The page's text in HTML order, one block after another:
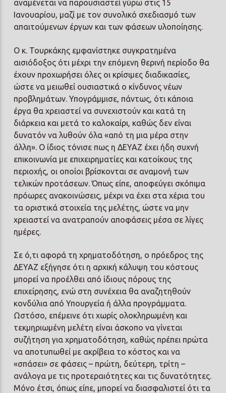
αναμένεται να παρουσιαστεί γύρω στις 15
Ιανουαρίου, μαζί με τον συνολικό σχεδιασμό των
απαιτούμενων έργων και των φάσεων υλοποίησης.
Ο κ. Τουρκάκης εμφανίστηκε συγκρατημένα
αισιόδοξος ότι μέχρι την επόμενη θερινή περίοδο θα
έχουν προχωρήσει όλες οι κρίσιμες διαδικασίες,
ώστε να μειωθεί ουσιαστικά ο κίνδυνος νέων
προβλημάτων. Υπογράμμισε, πάντως, ότι κάποια
έργα θα χρειαστεί να συνεχιστούν και κατά τη
διάρκεια και μετά το καλοκαίρι, καθώς δεν είναι
δυνατόν να λυθούν όλα «από τη μια μέρα στην
άλλη». Ο ίδιος τόνισε πως η ΔΕΥΑΖ έχει ήδη συχνή
επικοινωνία με επιχειρηματίες και κατοίκους της
περιοχής, οι οποίοι βρίσκονται σε αναμονή των
τελικών προτάσεων. Όπως είπε, αποφεύγει σκόπιμα
πρόωρες ανακοινώσεις, μέχρι να έχει στα χέρια του
τα οριστικά στοιχεία της μελέτης, ώστε να μην
χρειαστεί να ανατραπούν αποφάσεις μέσα σε λίγες
ημέρες.
Σε ό,τι αφορά τη χρηματοδότηση, ο πρόεδρος της
ΔΕΥΑΖ εξήγησε ότι η αρχική κάλυψη του κόστους
μπορεί να προέλθει από ίδιους πόρους της
επιχείρησης, ενώ στη συνέχεια θα αναζητηθούν
κονδύλια από Υπουργεία ή άλλα προγράμματα.
Ωστόσο, επέμεινε ότι χωρίς ολοκληρωμένη και
τεκμηριωμένη μελέτη είναι άσκοπο να γίνεται
συζήτηση για χρηματοδότηση, καθώς πρέπει πρώτα
να αποτυπωθεί με ακρίβεια το κόστος και να
«σπάσει» σε φάσεις – πρώτη, δεύτερη, τρίτη –
ανάλογα με τις προτεραιότητες και τις δυνατότητες.
Μόνο έτσι, όπως είπε, μπορεί να διασφαλιστεί ότι τα